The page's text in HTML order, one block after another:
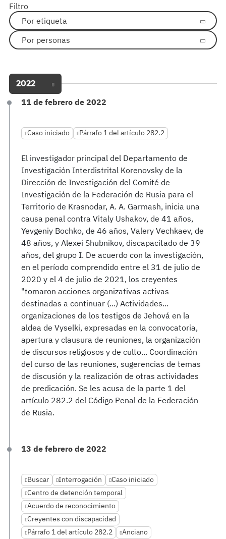
Filtro
Por etiqueta
Por personas
2022
11 de febrero de 2022
Caso iniciado Párrafo 1 del artículo 282.2
El investigador principal del Departamento de
Investigación Interdistrital Korenovsky de la
Dirección de Investigación del Comité de
Investigación de la Federación de Rusia para el
Territorio de Krasnodar, A. A. Garmash, inicia una
causa penal contra Vitaly Ushakov, de 41 años,
Yevgeniy Bochko, de 46 años, Valery Vechkaev, de
48 años, y Alexei Shubnikov, discapacitado de 39
años, del grupo I. De acuerdo con la investigación,
en el período comprendido entre el 31 de julio de
2020 y el 4 de julio de 2021, los creyentes
"tomaron acciones organizativas activas
destinadas a continuar (...) Actividades...
organizaciones de los testigos de Jehová en la
aldea de Vyselki, expresadas en la convocatoria,
apertura y clausura de reuniones, la organización
de discursos religiosos y de culto... Coordinación
del curso de las reuniones, sugerencias de temas
de discusión y la realización de otras actividades
de predicación. Se les acusa de la parte 1 del
artículo 282.2 del Código Penal de la Federación
de Rusia.
13 de febrero de 2022
Buscar Interrogación
Caso iniciado
Centro de detención temporal
Acuerdo de reconocimiento
Creyentes con discapacidad
Párrafo 1 del artículo 282.2
Anciano